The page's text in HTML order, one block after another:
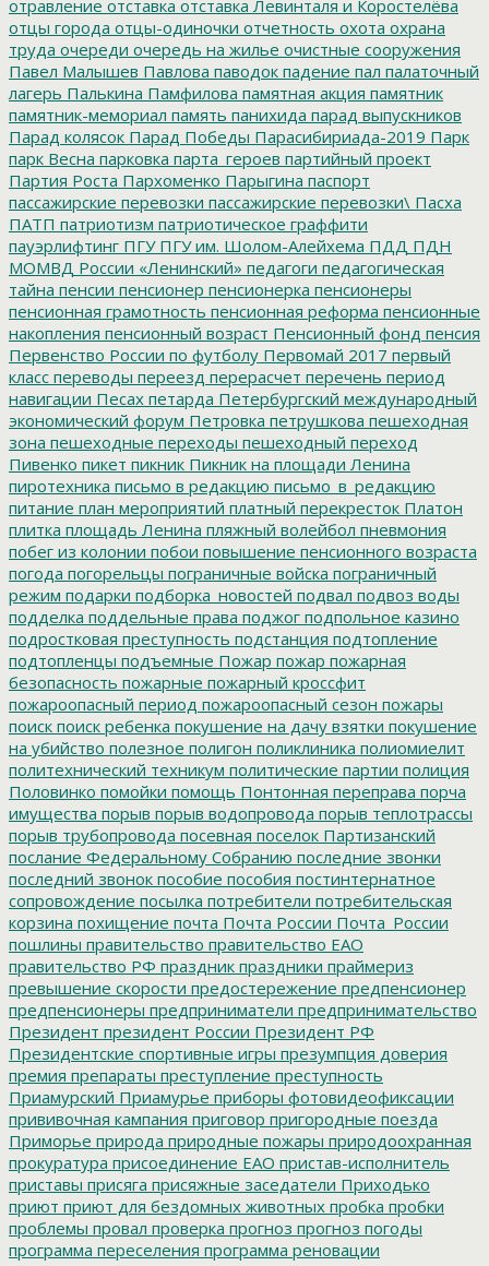
отравление отставка отставка Левинталя и Коростелёва
отцы города отцы-одиночки отчетность охота охрана
труда очереди очередь на жилье очистные сооружения
Павел Малышев Павлова паводок падение пал палаточный
лагерь Палькина Памфилова памятная акция памятник
памятник-мемориал память панихида парад выпускников
Парад колясок Парад Победы Парасибириада-2019 Парк
парк Весна парковка парта_героев партийный проект
Партия Роста Пархоменко Парыгина паспорт
пассажирские перевозки пассажирские перевозки\ Пасха
ПАТП патриотизм патриотическое граффити
пауэрлифтинг ПГУПГУ им. Шолом-Алейхема ПДД ПДН
МОМВД России «Ленинский» педагоги педагогическая
тайна пенсии пенсионер пенсионерка пенсионеры
пенсионная грамотность пенсионная реформа пенсионные
накопления пенсионный возраст Пенсионный фонд пенсия
Первенство России по футболу Первомай 2017 первый
класс переводы переезд перерасчет перечень период
навигации Песах петарда Петербургский международный
экономический форум Петровка петрушкова пешеходная
зона пешеходные переходы пешеходный переход
Пивенко пикет пикник Пикник на площади Ленина
пиротехника письмо в редакцию письмо_в_редакцию
питание план мероприятий платный перекресток Платон
плитка площадь Ленина пляжный волейбол пневмония
побег из колонии побои повышение пенсионного возраста
погода погорельцы пограничные войска пограничный
режим подарки подборка_новостей подвал подвоз воды
подделка поддельные права поджог подпольное казино
подростковая преступность подстанция подтопление
подтопленцы подъемные Пожар пожар пожарная
безопасность пожарные пожарный кроссфит
пожароопасный период пожароопасный сезон пожары
поиск поиск ребенка покушение на дачу взятки покушение
на убийство полезное полигон поликлиника полиомиелит
политехнический техникум политические партии полиция
Половинко помойки помощь Понтонная переправа порча
имущества порыв порыв водопровода порыв теплотрассы
порыв трубопровода посевная поселок Партизанский
послание Федеральному Собранию последние звонки
последний звонок пособие пособия постинтернатное
сопровождение посылка потребители потребительская
корзина похищение почта Почта России Почта_России
пошлины правительство правительство ЕАО
правительство РФ праздник праздники праймериз
превышение скорости предостережение предпенсионер
предпенсионеры предприниматели предпринимательство
Президент президент России Президент РФ
Президентские спортивные игры презумпция доверия
премия препараты преступление преступность
Приамурский Приамурье приборы фотовидеофиксации
прививочная кампания приговор пригородные поезда
Приморье природа природные пожары природоохранная
прокуратура присоединение ЕАО пристав-исполнитель
приставы присяга присяжные заседатели Приходько
приют приют для бездомных животных пробка пробки
проблемы провал проверка прогноз прогноз погоды
программа переселения программа реновации